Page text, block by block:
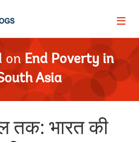
Page
on End Poverty in
Asia
तक: भारत की